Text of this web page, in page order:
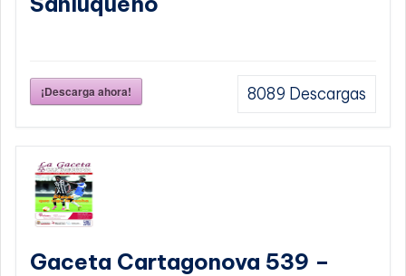
¡Descarga ahora! 8089 Descargas
Gaceta Cartagonova 539 –